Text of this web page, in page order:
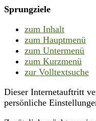
Sprungziele
zum Inhalt
zum Hauptmenü
zum Untermenü
zum Kurzmenü
zur Volltextsuche
Dieser Internetauftritt
persönliche